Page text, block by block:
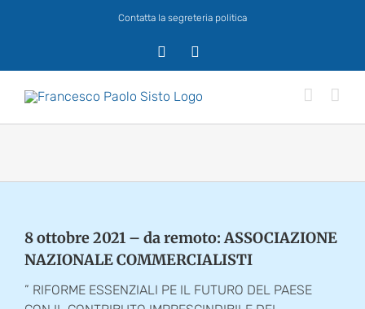
Contatta la segreteria politica
8 ottobre 2021 – da remoto: ASSOCIAZIONE
NAZIONALE COMMERCIALISTI
” RIFORME ESSENZIALI PE IL FUTURO DEL PAESE